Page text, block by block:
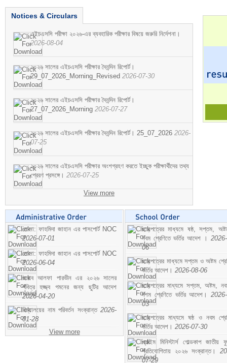
Notices & Circulars
এইচএসসি পরীক্ষা ২০২৬-এর ব্যবহারিক পরীক্ষার বিষয়ে জরুরি নির্দেশনা।
2026-08-04
২০২৬ সালের এইচএসসি পরীক্ষার দৈনন্দিন রিপোর্ট।
29_07_2026_Morning_Revised 2026-07-30
২০২৬ সালের এইচএসসি পরীক্ষার দৈনন্দিন রিপোর্ট।
27_07_2026_Morning 2026-07-27
২০২৬ সালের এইচএসসি পরীক্ষার দৈনন্দিন রিপোর্ট। 25_07_2026 2026-
07-25
২০২৬ সালের এইচএসসি পরীক্ষার অংশগ্রহণ করতে ইচ্ছুক পরীক্ষার্থীদের তথ্য
প্রেরণ প্রসঙ্গে। 2026-07-25
View more
মোসা: ফাহমিদা জাহান এর পাসপোর্ট NOC
2026-07-01
মোসা: ফাহমিদা জাহান এর পাসপোর্ট NOC
2026-06-04
জনাব আলফা পারভীন এর ২০২৬ সালের
পবিত্র হজ্জ্ব গমনের জন্য ছুটির আদেশ
2026-04-20
বিদ্যালয়ের নাম পরিবর্তন সংক্রান্ত 2026-
01-28
View more
ছাড়পত্রের মাধ্যমে ষষ্ঠ, সপ্তম,
নবম শ্রেণিতে ভর্তির আদেশ ।
06
ছাড়পত্রের মাধ্যমে সপ্তম ও অষ্টম
ভর্তির আদেশ। 2026-08-06
ছাড়পত্রের মাধ্যমে সপ্তম, অষ্টম,
দশম শ্রেণিতে ভর্তির আদেশ।
03
ছাড়পত্রের মাধ্যমে ষষ্ঠ ও নবম
ভর্তির আদেশ। 2026-07-30
প্রাইম মিনিস্টার্স গোল্ডকাপ জাতীয়
প্রতিযোগিতায় ২০২৬ সংক্রান্ত।
07-29